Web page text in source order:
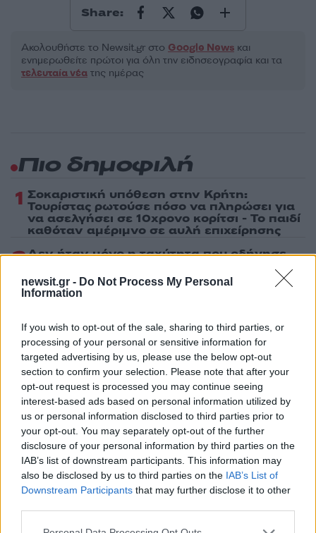
newsit.gr - Do Not Process My Personal
Information
If you wish to opt-out of the sale, sharing to third parties, or
processing of your personal or sensitive information for
targeted advertising by us, please use the below opt-out
section to confirm your selection. Please note that after your
opt-out request is processed you may continue seeing
interest-based ads based on personal information utilized by
us or personal information disclosed to third parties prior to
your opt-out. You may separately opt-out of the further
disclosure of your personal information by third parties on the
IAB’s list of downstream participants. This information may
also be disclosed by us to third parties on the IAB’s List of
Downstream Participants that may further disclose it to other
Please note that this website/app uses one or more Google
Share:
Ακολουθήστε το Νewsit.gr στο Google News και
ενημερωθείτε πρώτοι για όλη την ειδησεογραφία και τα
τελευταία νέα της ημέρας
Πιο δημοφιλή
1 Σοκαριστική υπόθεση στην Κρήτη:
Τουρίστας ρωτούσε πόσο να πληρώσει για
να ασελγήσει σε 10χρονο κορίτσι - Το παιδί
καθόταν αμέριμνο σε αυλή επιχείρησης
2Δεν ήταν μόνο η ταχύτητα που οδήγησε
στο τροχαίο στις Σέρρες με νεκρούς μητέρα
και γιο - «Ίσως κάτι απέσπασε την προσοχή
του οδηγού» λέει πραγματογνώμονας
3γραμμή του 55χρονου που έκρυψε τον
νεκρό πατέρα του σε καταψύκτη – Η
αγάπη στους γονείς και η διαφωνία με την
αδερφή του
4Ανησυχία από το ξέσπασμα του ιού του
Δυτικού Νείλου με κρούσματα στην Αττική
- «Καμπανάκι» από τον Ιατρικό Σύλλογο
Αθηνών για την προστασία της δημόσιας
υγείας
5Πέθανε ο Γουίλιαμ Όρμπιτ, παραγωγός του
εμβληματικού άλμπουμ της Μαντόνα «Ray
of Light»